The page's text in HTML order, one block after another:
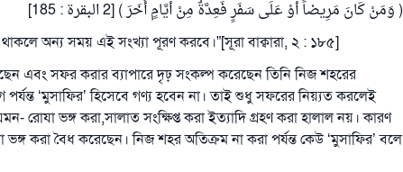
( وَمَنْ كَانَ مَرِيضاً أَوْ عَلَى سَفَرٍ فَعِدَّةٌ مِنْ أَيَّامٍ أُخَرَ ) [2 البقرة : 185]
অন্য সময় এই সংখ্যা পূরণ করবে।”[সূরা বাক্বারা, ২ : ১৮৫]
এবং সফর করার ব্যাপারে দৃঢ় সংকল্প করেছেন তিনি নিজ শহরের
‘মুসাফির’ হিসেবে গণ্য হবেন না। তাই শুধু সফরের নিয়্যত করলেই
রোযা ভঙ্গ করা,সালাত সংক্ষিপ্ত করা ইত্যাদি গ্রহণ করা হালাল নয়। কারণ
করা বৈধ করেছেন। নিজ শহর অতিক্রম না করা পর্যন্ত কেউ ‘মুসাফির’ বলে